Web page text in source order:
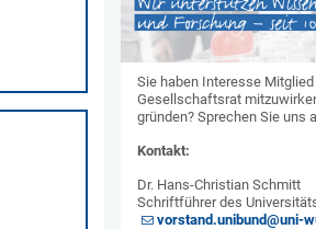
Sie haben Interesse
Gesellschaftsrat
gründen? Sprechen Sie uns
Kontakt:
Dr. Hans-Christian Schmitt
Schriftführer des
vorstand.unibund@uni-